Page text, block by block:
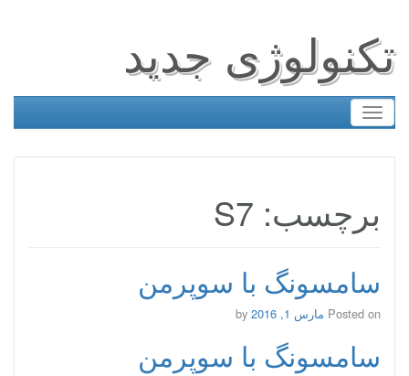
تکنولوژی جدید
Toggle
navigation
برچسب: S7
سامسونگ با سوپرمن
Posted on مارس 1, 2016
سامسونگ با سوپرمن